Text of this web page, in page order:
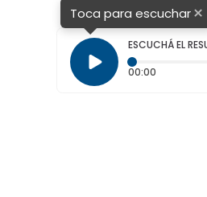
Toca para escuchar×
ESCUCHÁ EL
00:00